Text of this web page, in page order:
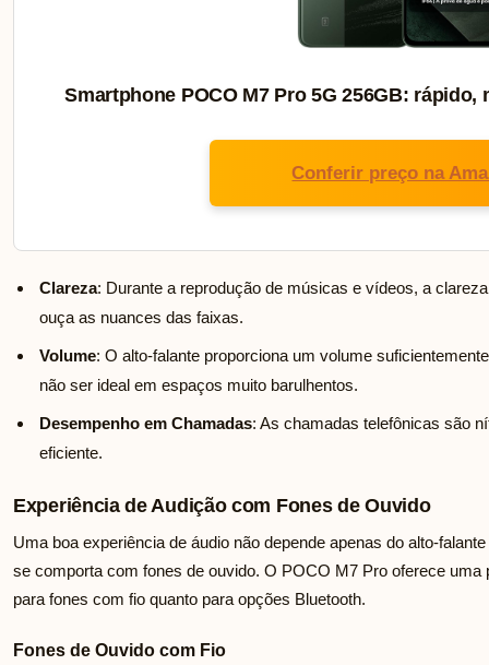
Smartphone POCO M7 Pro 5G 256GB:
Conferir preço na
Clareza: Durante a reprodução de músicas e vídeos, a
ouça as nuances das faixas.
Volume: O alto-falante proporciona um volume
não ser ideal em espaços muito barulhentos.
Desempenho em Chamadas: As chamadas telefônicas são
eficiente.
Experiência de Audição com Fones de Ouvido
Uma boa experiência de áudio não depende apenas do alto-
se comporta com fones de ouvido. O POCO M7 Pro oferece
para fones com fio quanto para opções Bluetooth.
Fones de Ouvido com Fio